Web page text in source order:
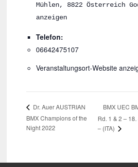
Mühlen, 8822 Österreich
anzeigen
Telefon:
06642475107
Veranstaltungsort-Website
Dr. Auer AUSTRIAN
BMX Champions of the
Night 2022
BMX UEC
Rd. 1 & 2 –
– (ITA)